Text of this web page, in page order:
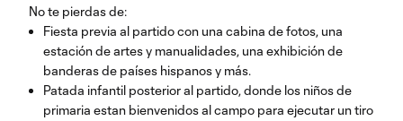
No te pierdas de:
Fiesta previa al partido con una cabina de fotos, una
estación de artes y manualidades, una exhibición de
banderas de países hispanos y más.
Patada infantil posterior al partido, donde los niños de
primaria estan bienvenidos al campo para ejecutar un tiro